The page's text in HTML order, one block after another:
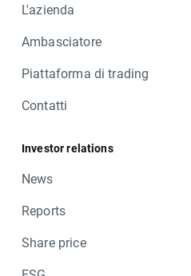
L'azienda
Ambasciatore
Piattaforma di trading
Contatti
Investor relations
News
Reports
Share price